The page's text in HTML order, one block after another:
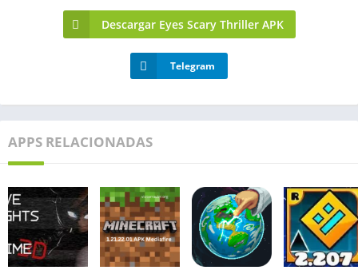
Descargar Eyes Scary Thriller APK
Telegram
APPS RELACIONADAS